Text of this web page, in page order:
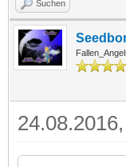
Suchen